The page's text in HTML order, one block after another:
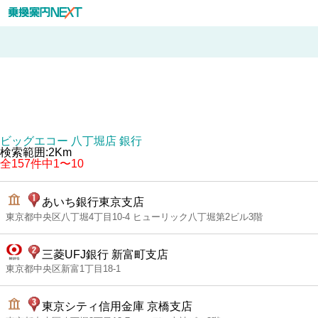
ビッグエコー 八丁堀店 銀行
検索範囲:2Km
全157件中1〜10
あいち銀行東京支店
東京都中央区八丁堀4丁目10-4 ヒューリック八丁堀第2ビル3階
三菱UFJ銀行 新富町支店
東京都中央区新富1丁目18-1
東京シティ信用金庫 京橋支店